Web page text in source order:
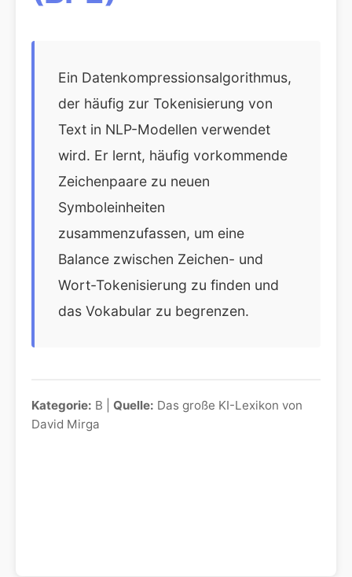
Ein Datenkompressionsalgorithmus,
der häufig zur Tokenisierung von
Text in NLP-Modellen verwendet
wird. Er lernt, häufig vorkommende
Zeichenpaare zu neuen
Symboleinheiten
zusammenzufassen, um eine
Balance zwischen Zeichen- und
Wort-Tokenisierung zu finden und
das Vokabular zu begrenzen.
Kategorie: B | Quelle: Das große KI-Lexikon von
David Mirga